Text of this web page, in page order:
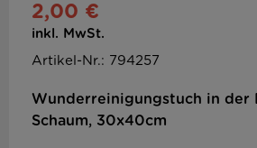
2,00 €
inkl. MwSt.
Artikel-Nr.: 794257
Wunderreinigungstuch in der
Schaum, 30x40cm